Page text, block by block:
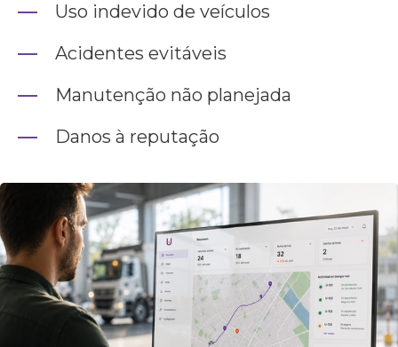
Uso indevido de veículos
Acidentes evitáveis
Manutenção não planejada
Danos à reputação